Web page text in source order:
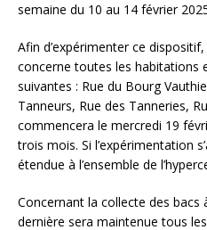
semaine du 10 au 14 février
Afin d’expérimenter ce
concerne toutes les habitations
suivantes : Rue du Bourg
Tanneurs, Rue des Tanneries,
commencera le mercredi 19
trois mois. Si l’expérimentation
étendue à l’ensemble de
Concernant la collecte des
dernière sera maintenue tous